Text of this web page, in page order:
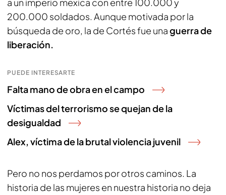
200.000 soldados. Aunque motivada por la
búsqueda de oro, la de Cortés fue unaguerra de
liberación.
PUEDE INTERESARTE
Falta mano de obra en el campo
Víctimas del terrorismo se quejan de la
desigualdad
Alex, víctima de la brutal violencia juvenil
Pero no nos perdamos por otros caminos. La
historia de las mujeres en nuestra historia no deja